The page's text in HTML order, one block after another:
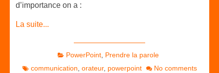
d’importance on a :
La suite...
PowerPoint Prendre la parole
communication orateur, powerpoint No comments